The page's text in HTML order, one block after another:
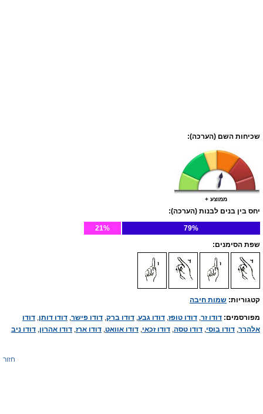
שכיחות השם (הערכה):
ממוצע +
יחס בין בנים לבנות (הערכה):
79%
21%
שפת הסימנים:
קטגוריות: שמות חיבה
מפורסמים: דודו זר, דודו טופז, דודו גבע, דודו ברק, דודו פישר, דודו דותן, דודו
אלהרר, דודו בוסי, דודו טסה, דודו זכאי, דודו אוואט, דודו ארז, דודו אהרון, דודו ניב
חזור